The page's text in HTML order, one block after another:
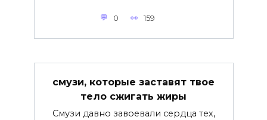
0 159
смузи, которые заставят твое
тело сжигать жиры
Смузи давно завоевали сердца тех,